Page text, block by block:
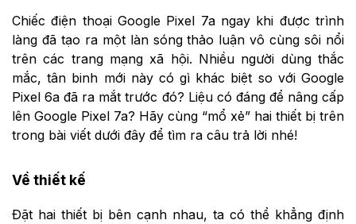
Chiếc điện thoại Google Pixel 7a ngay khi được trình
làng đã tạo ra một làn sóng thảo luận vô cùng sôi nổi
trên các trang mạng xã hội. Nhiều người dùng thắc
mắc, tân binh mới này có gì khác biệt so với Google
Pixel 6a đã ra mắt trước đó? Liệu có đáng để nâng cấp
lên Google Pixel 7a? Hãy cùng “mổ xẻ” hai thiết bị trên
trong bài viết dưới đây để tìm ra câu trả lời nhé!
Về thiết kế
Đặt hai thiết bị bên cạnh nhau, ta có thể khẳng định